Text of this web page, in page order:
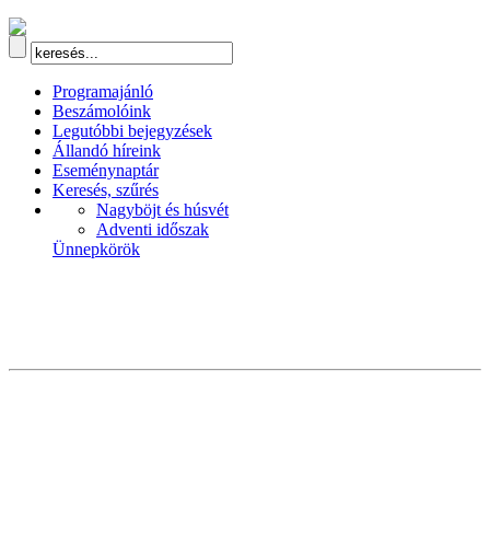
Programajánló
Beszámolóink
Legutóbbi bejegyzések
Állandó híreink
Eseménynaptár
Keresés, szűrés
Nagyböjt és húsvét
Adventi időszak
Ünnepkörök